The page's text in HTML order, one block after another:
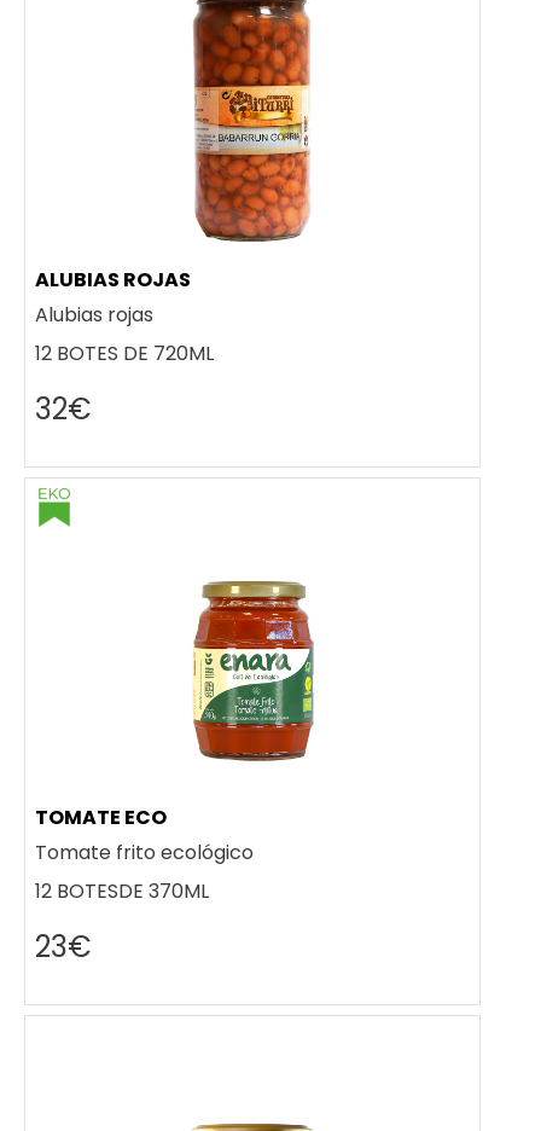
ALUBIAS ROJAS
Alubias rojas
12 BOTES DE 720ML
32€
TOMATE ECO
Tomate frito ecológico
12 BOTESDE 370ML
23€